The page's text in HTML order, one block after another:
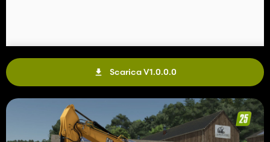
Scarica V1.0.0.0